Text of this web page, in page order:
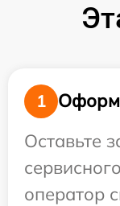
1
Оставьте
оператор